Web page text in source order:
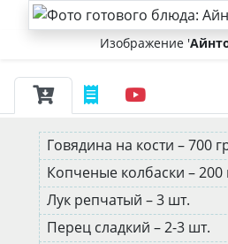
Изображение '
Говядина на кости – 700
Копченые колбаски – 200
Лук репчатый – 3 шт.
Перец сладкий – 2-3 шт.